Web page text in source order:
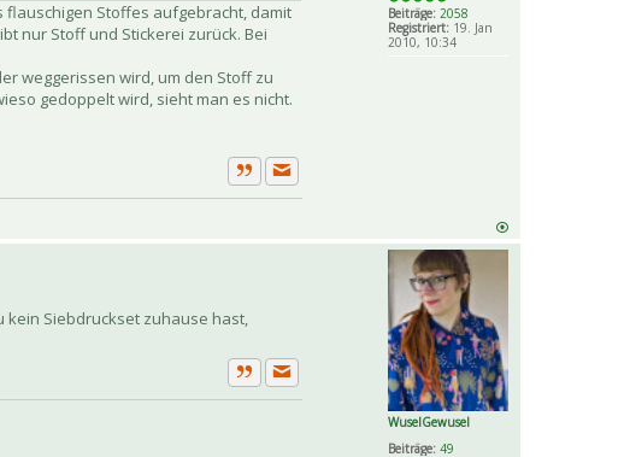
Beiträge: 2058
Registriert: 19. Jan
2010, 10:34
Stoffes aufgebracht, damit
nur Stoff und Stickerei zurück. Bei
weggerissen wird, um den Stoff zu
gedoppelt wird, sieht man es nicht.
ZitatPrivate Nachricht senden
WuselGewusel
Beiträge: 49
kein Siebdruckset zuhause hast,
ZitatPrivate Nachricht senden